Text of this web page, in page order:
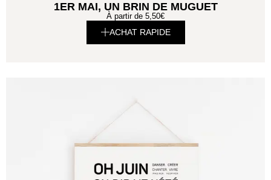
1ER MAI, UN BRIN DE MUGUET
À partir de 5,50€
ACHAT RAPIDE